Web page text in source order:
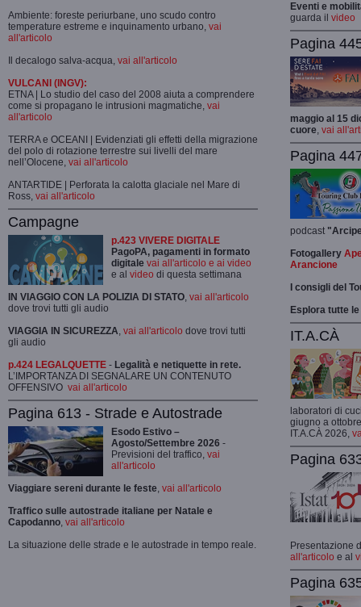
Ambiente: foreste periurbane, uno scudo contro
temperature estreme e inquinamento urbano, vai
all'articolo
Il decalogo salva-acqua, vai all'articolo
VULCANI (INGV):
ETNA | Lo studio del caso del 2008 aiuta a comprendere
come si propagano le intrusioni magmatiche, vai
all'articolo
TERRA e OCEANI | Evidenziati gli effetti della migrazione
del polo di rotazione terrestre sui livelli del mare
nell’Olocene, vai all'articolo
ANTARTIDE | Perforata la calotta glaciale nel Mare di
Ross, vai all'articolo
Campagne
p.423 VIVERE DIGITALE
PagoPA, pagamenti in formato
digitale vai all'articolo e ai video
e al video di questa settimana
IN VIAGGIO CON LA POLIZIA DI STATO, vai all'articolo
dove trovi tutti gli audio
VIAGGIA IN SICUREZZA, vai all'articolo dove trovi tutti
gli audio
p.424 LEGALQUETTE - Legalità e netiquette in rete.
L’IMPORTANZA DI SEGNALARE UN CONTENUTO
OFFENSIVO vai all'articolo
Pagina 613 - Strade e Autostrade
Esodo Estivo –
Agosto/Settembre 2026 -
Previsioni del traffico, vai
all'articolo
Viaggiare sereni durante le feste, vai all'articolo
Traffico sulle autostrade italiane per Natale e
Capodanno, vai all'articolo
La situazione delle strade e le autostrade in tempo reale.
Eventi e
guarda il video
Pagina
maggio al 15
cuore, vai
Pagina
podcast
Fotogallery
Arancione
I consigli del
Esplora tutte
IT.A.CÀ
laboratori di
giugno a
IT.A.CÀ 2026,
Pagina
Presentazione
all'articolo e al
Pagina